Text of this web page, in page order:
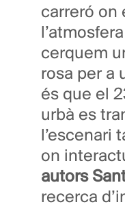
carreró on
cerquem
rosa per a
és que el
urbà es
l’escenari
on
autors
recerca